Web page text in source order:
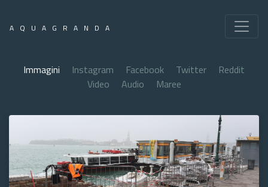
AQUAGRANDA
Immagini Instagram Facebook Twitter
Reddit
Video
Audio Maree